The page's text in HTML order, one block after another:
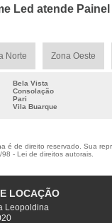
Led atende
Norte Zona Oeste
Bela Vista
Consolação
Pari
Vila Buarque
é de direito reservado. Sua
- Lei de direitos autorais
LOCAÇÃO
Leopoldina